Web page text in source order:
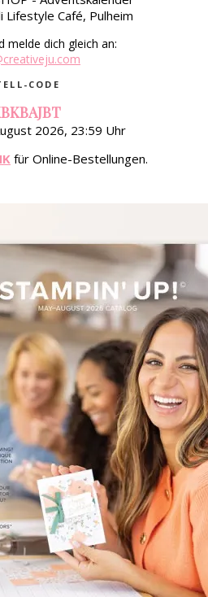
Lifestyle Café, Pulheim
melde dich gleich an:
CODE
2026, 23:59 Uhr
für Online-Bestellungen.